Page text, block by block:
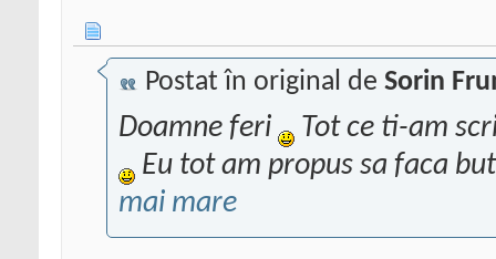
Postat în original de Sorin
Doamne feri
Tot ce ti-am
Eu tot am propus sa faca
mai mare